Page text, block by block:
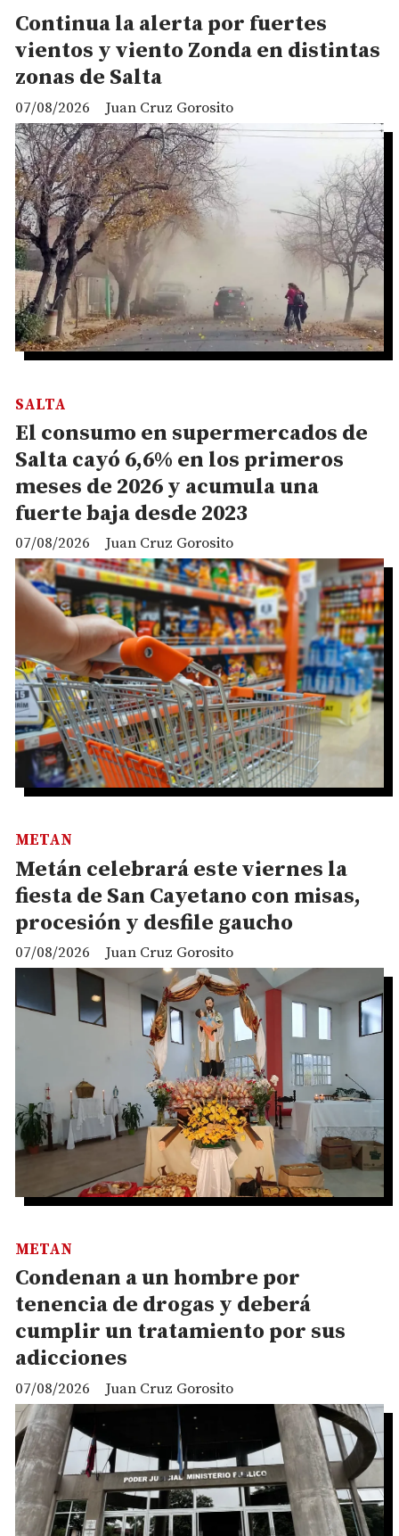
Continua la alerta por fuertes
vientos y viento Zonda en distintas
zonas de Salta
Juan Cruz Gorosito
07/08/2026
El consumo en supermercados de
Salta cayó 6,6% en los primeros
meses de 2026 y acumula una
fuerte baja desde 2023
Juan Cruz Gorosito
SALTA
07/08/2026
Metán celebrará este viernes la
fiesta de San Cayetano con misas,
procesión y desfile gaucho
Juan Cruz Gorosito
METAN
07/08/2026
Condenan a un hombre por
tenencia de drogas y deberá
cumplir un tratamiento por sus
adicciones
Juan Cruz Gorosito
METAN
07/08/2026